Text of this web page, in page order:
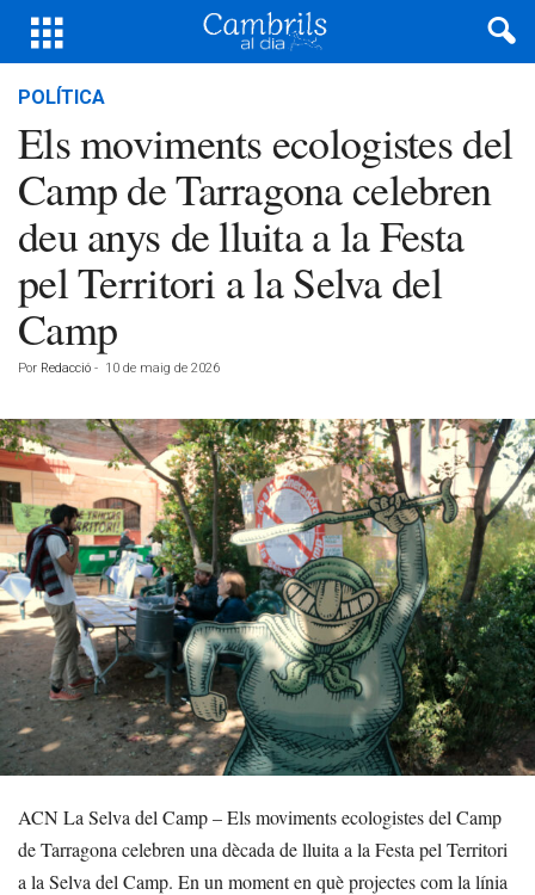
POLÍTICA
Els moviments ecologistes del
Camp de Tarragona celebren
deu anys de lluita a la Festa
pel Territori a la Selva del
Camp
Por Redacció - 10 de maig de 2026
ACN La Selva del Camp – Els moviments ecologistes del Camp
de Tarragona celebren una dècada de lluita a la Festa pel Territori
a la Selva del Camp. En un moment en què projectes com la línia